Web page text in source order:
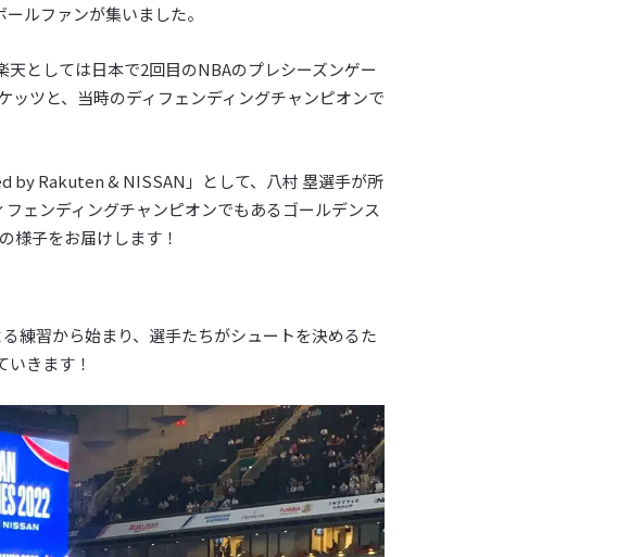
ルファンが集いました。
としては日本で2回目のNBAのプレシーズンゲー
ッツと、当時のディフェンディングチャンピオンで
by Rakuten & NISSAN」として、八村 塁選手が所
ェンディングチャンピオンでもあるゴールデンス
様子をお届けします！
練習から始まり、選手たちがシュートを決めるた
きます！